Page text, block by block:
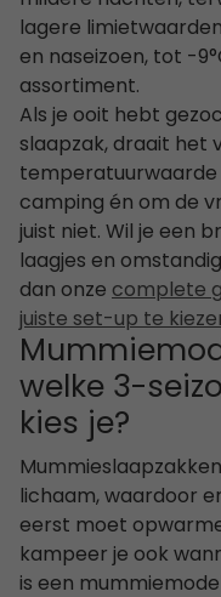
lagere
en naseizoen, tot -
assortiment.
Als je ooit hebt
slaapzak, draait het
temperatuurwaarde
camping én om de
juist niet. Wil je een
laagjes en
dan onzecomplete
juiste set-up te
welke 3-
kies je?
lichaam, waardoor
eerst moet
kampeer je ook
is een